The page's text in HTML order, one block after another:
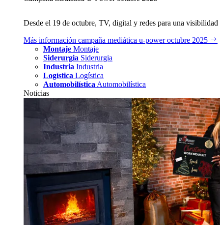
Desde el 19 de octubre, TV, digital y redes para una
Más información campaña mediática u‑power octubre 2025
Montaje Montaje
Siderurgia Siderurgia
Industria Industria
Logística Logística
Automobilística Automobilística
Noticias